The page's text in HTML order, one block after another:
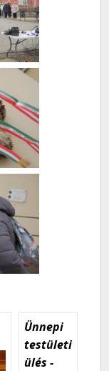
Ünnepi
testületi
ülés -